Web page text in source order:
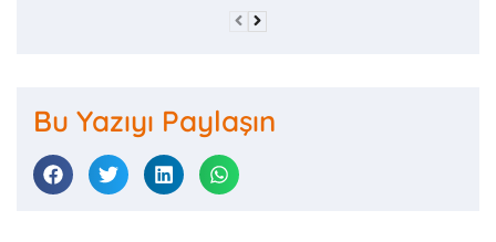
Bu Yazıyı Paylaşın